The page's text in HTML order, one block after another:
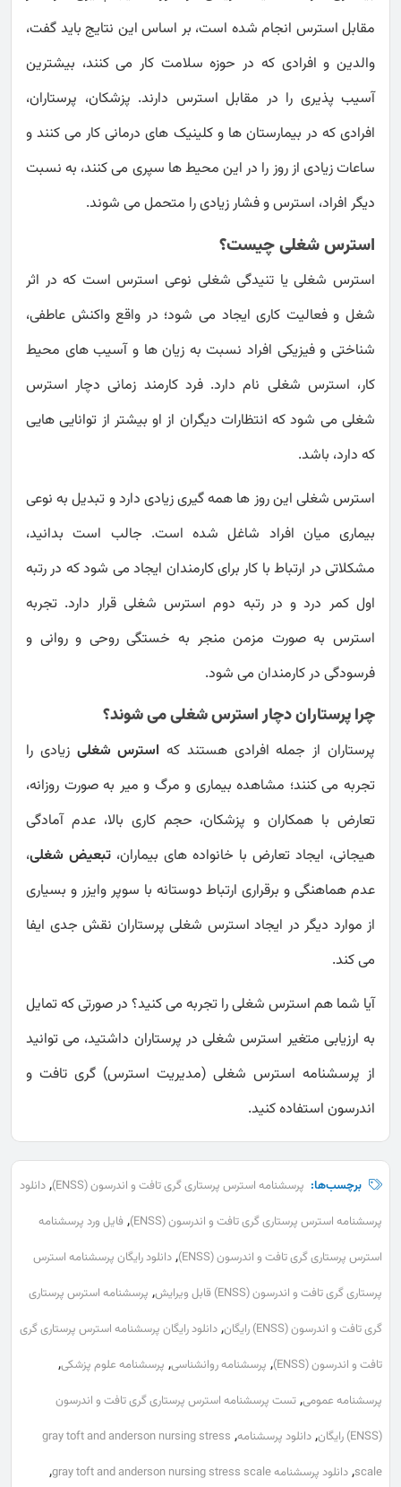
مقابل استرس انجام شده است، بر اساس این نتایج باید گفت،
والدین و افرادی که در حوزه سلامت کار می کنند، بیشترین
آسیب پذیری را در مقابل استرس دارند. پزشکان، پرستاران،
افرادی که در بیمارستان ها و کلینیک های درمانی کار می کنند و
ساعات زیادی از روز را در این محیط ها سپری می کنند، به نسبت
دیگر افراد، استرس و فشار زیادی را متحمل می شوند.
استرس شغلی چیست؟
استرس شغلی یا تنیدگی شغلی نوعی استرس است که در اثر
شغل و فعالیت کاری ایجاد می شود؛ در واقع واکنش عاطفی،
شناختی و فیزیکی افراد نسبت به زیان ها و آسیب های محیط
کار، استرس شغلی نام دارد. فرد کارمند زمانی دچار استرس
شغلی می شود که انتظارات دیگران از او بیشتر از توانایی هایی
که دارد، باشد.
استرس شغلی این روز ها همه گیری زیادی دارد و تبدیل به نوعی
بیماری میان افراد شاغل شده است. جالب است بدانید،
مشکلاتی در ارتباط با کار برای کارمندان ایجاد می شود که در رتبه
اول کمر درد و در رتبه دوم استرس شغلی قرار دارد. تجربه
استرس به صورت مزمن منجر به خستگی روحی و روانی و
فرسودگی در کارمندان می شود.
چرا پرستاران دچار استرس شغلی می شوند؟
پرستاران از جمله افرادی هستند که استرس شغلی زیادی را
تجربه می کنند؛ مشاهده بیماری و مرگ و میر به صورت روزانه،
تعارض با همکاران و پزشکان، حجم کاری بالا، عدم آمادگی
هیجانی، ایجاد تعارض با خانواده های بیماران، تبعیض شغلی،
عدم هماهنگی و برقراری ارتباط دوستانه با سوپر وایزر و بسیاری
از موارد دیگر در ایجاد استرس شغلی پرستاران نقش جدی ایفا
می کند.
آیا شما هم استرس شغلی را تجربه می کنید؟ در صورتی که تمایل
به ارزیابی متغیر استرس شغلی در پرستاران داشتید، می توانید
از پرسشنامه استرس شغلی (مدیریت استرس) گری تافت و
اندرسون استفاده کنید.
برچسب‌ها: پرسشنامه استرس پرستاری گری تافت و اندرسون (ENSS) , دانلود
پرسشنامه استرس پرستاری گری تافت و اندرسون (ENSS)
, فایل ورد پرسشنامه
استرس پرستاری گری تافت و اندرسون (ENSS)
, دانلود رایگان پرسشنامه استرس
پرستاری گری تافت و اندرسون (ENSS) قابل ویرایش
, پرسشنامه استرس پرستاری
گری تافت و اندرسون (ENSS) رایگان
, دانلود رایگان پرسشنامه استرس پرستاری گری
تافت و اندرسون (ENSS)
, پرسشنامه روانشناسی, پرسشنامه علوم پزشکی,
پرسشنامه عمومی, تست پرسشنامه استرس پرستاری گری تافت و اندرسون
(ENSS) رایگان
, دانلود پرسشنامه,
gray toft and anderson nursing stress
scale
, دانلود پرسشنامه gray toft and anderson nursing stress scale ,